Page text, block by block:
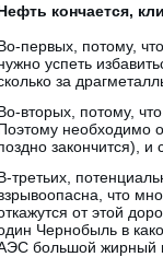
кончается,
первых, потому,
успеть
за
вторых, потому,
необходимо
закончится),
третьих,
что
от этой
Чернобыль в
большой жирный